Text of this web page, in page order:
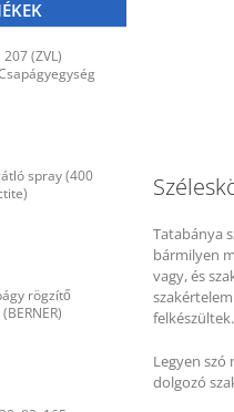
Tatabánya
bármilyen
vagy, és
felkészültek.
Legyen szó
dolgozó
207 (ZVL)
spray (400
rögzítő